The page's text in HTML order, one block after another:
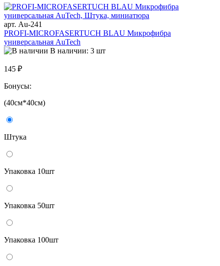
арт. Au-241
PROFI-MICROFASERTUCH BLAU Микрофибра
универсальная AuTech
В наличии: 3 шт
145 ₽
Бонусы:
(40см*40см)
Штука
Упаковка 10шт
Упаковка 50шт
Упаковка 100шт